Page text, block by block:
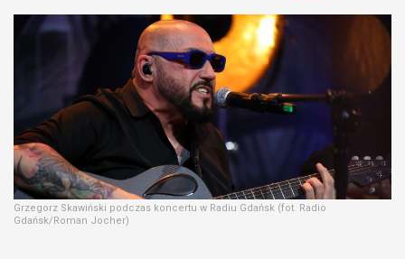
Grzegorz Skawiński podczas koncertu w Radiu Gdańsk (fot. Radio
Gdańsk/Roman Jocher)